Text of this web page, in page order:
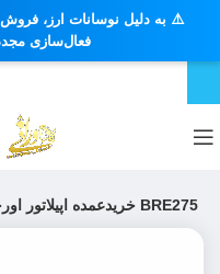
خریدعمده اپیلاتور اورجینال فیلیپس مدل BRE275
⚠️ به دلیل نوسانات ارز،
فعال‌سازی